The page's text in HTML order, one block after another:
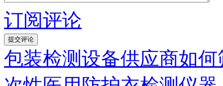
订阅评论
包装检测设备供应商如何